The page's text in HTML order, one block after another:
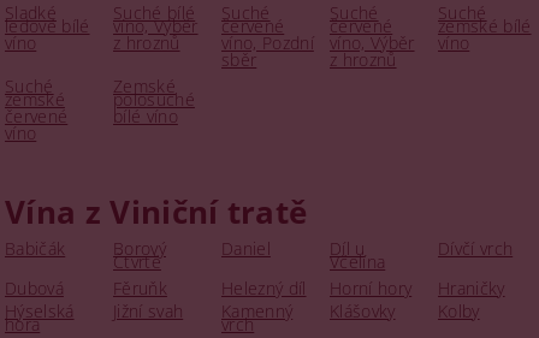
Sladké
ledové bílé
víno
Suché bílé
víno, Výběr
z hroznů
Suché
červené
víno, Pozdní
sběr
Suché
červené
víno, Výběr
z hroznů
Suché
zemské bílé
víno
Suché
zemské
červené
víno
Zemské
polosuché
bílé víno
Vína z Viniční tratě
Babičák Borový
Čtvrtě
Daniel Díl u
Včelína
Dívčí vrch
Dubová
Fěruňk Helezný díl Horní hory
Hraničky
Hýselská
hora
Jižní svah Kamenný
vrch
Klášovky
Kolby